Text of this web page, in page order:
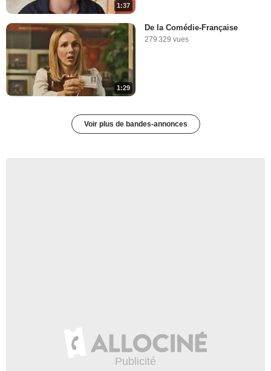
1:37
1:29
De la Comédie-Française
279 329 vues
Voir plus de bandes-annonces